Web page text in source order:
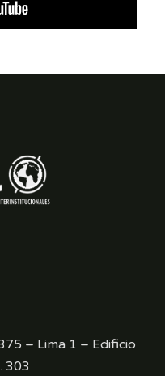
– Lima 1 – Edificio
303